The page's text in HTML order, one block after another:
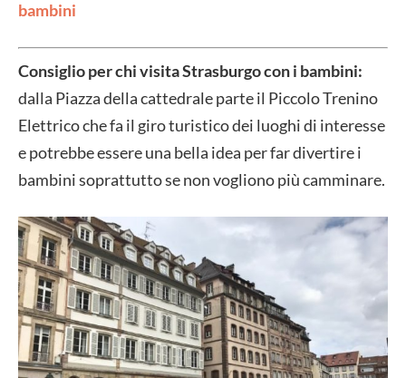
bambini
Consiglio per chi visita Strasburgo con i bambini:
dalla Piazza della cattedrale parte il Piccolo Trenino
Elettrico che fa il giro turistico dei luoghi di interesse
e potrebbe essere una bella idea per far divertire i
bambini soprattutto se non vogliono più camminare.